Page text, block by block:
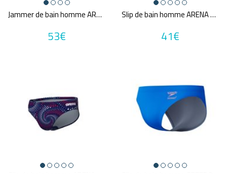
Jammer de bain homme ARENA MEN'S ARENA FIREFLOW SWIM JAMMER
53€
Slip de bain homme ARENA MEN'S ARENA FIREFLOW SWIM BRIEFS
41€